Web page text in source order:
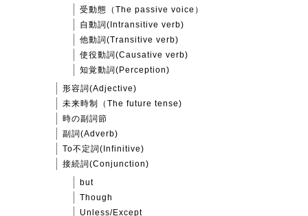
受動態（The passive voice）
自動詞(Intransitive verb)
他動詞(Transitive verb)
使役動詞(Causative verb)
知覚動詞(Perception)
形容詞(Adjective)
未来時制（The future tense)
時の副詞節
副詞(Adverb)
To不定詞(Infinitive)
接続詞(Conjunction)
but
Though
Unless/Except